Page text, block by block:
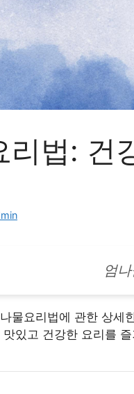
리법: 건
엄
물요리법에 관한 상세
맛있고 건강한 요리를